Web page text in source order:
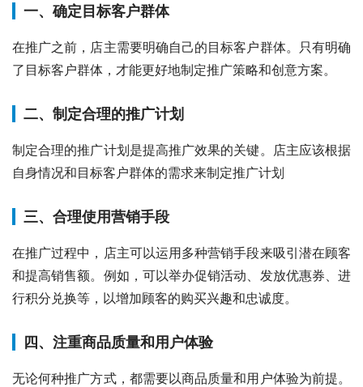
一、确定目标客户群体
在推广之前，店主需要明确自己的目标客户群体。只有明确
了目标客户群体，才能更好地制定推广策略和创意方案。
二、制定合理的推广计划
制定合理的推广计划是提高推广效果的关键。店主应该根据
自身情况和目标客户群体的需求来制定推广计划
三、合理使用营销手段
在推广过程中，店主可以运用多种营销手段来吸引潜在顾客
和提高销售额。例如，可以举办促销活动、发放优惠券、进
行积分兑换等，以增加顾客的购买兴趣和忠诚度。
四、注重商品质量和用户体验
无论何种推广方式，都需要以商品质量和用户体验为前提。